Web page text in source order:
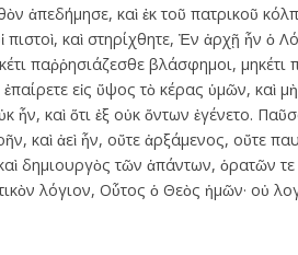
ἀπεδήμησε, καὶ ἐκ τοῦ πατρικοῦ
καὶ στηρίχθητε, Ἐν ἀρχῇ ἦν ὁ
παῤῥησιάζεσθε βλάσφημοι, μηκέτι
εἰς ὕψος τὸ κέρας ὑμῶν, καὶ
ἦν, καὶ ὅτι ἐξ οὐκ ὄντων ἐγένετο.
καὶ ἀεὶ ἦν, οὔτε ἀρξάμενος, οὔτε
δημιουργὸς τῶν ἁπάντων, ὁρατῶν
λόγιον, Οὗτος ὁ Θεὸς ἡμῶν· οὐ